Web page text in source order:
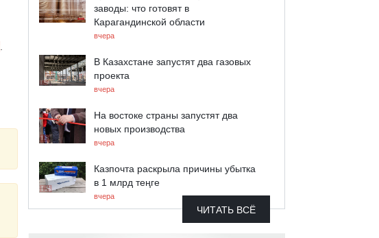
заводы: что готовят в
Карагандинской области
вчера
В Казахстане запустят два газовых
проекта
вчера
На востоке страны запустят два
новых производства
вчера
Казпочта раскрыла причины убытка
в 1 млрд теңге
вчера
ЧИТАТЬ ВСЁ